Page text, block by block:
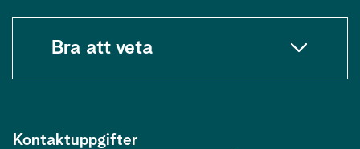
Bra att veta
Kontaktuppgifter